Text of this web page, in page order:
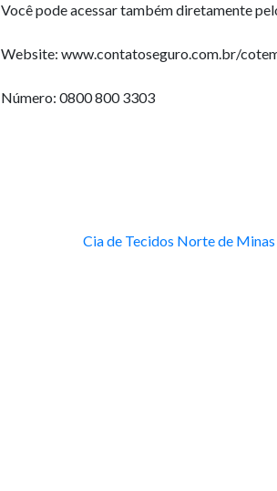
Você pode acessar também diretamente
Website: www.contatoseguro.com.br/
Número: 0800 800 3303
Cia de Tecidos Norte de Minas